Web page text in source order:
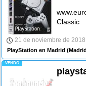
Classic
21 de noviembre de 2018
PlayStation en Madrid
-VENDO-